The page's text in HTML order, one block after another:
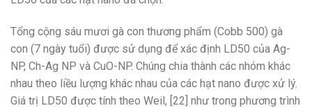
Tổng cộng sáu mươi gà con thương phẩm (Cobb 500) gà
con (7 ngày tuổi) được sử dụng để xác định LD50 của Ag-
NP, Ch-Ag NP và CuO-NP. Chúng chia thành các nhóm khác
nhau theo liều lượng khác nhau của các hạt nano được xử lý.
Giá trị LD50 được tính theo Weil, [22] như trong phương trình